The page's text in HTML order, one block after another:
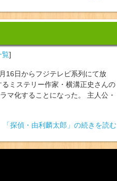
覧]
16日からフジテレビ系列にて放
ミステリー作家・横溝正史さんの
マ化することになった。 主人公・
「探偵・由利麟太郎」の続きを読む